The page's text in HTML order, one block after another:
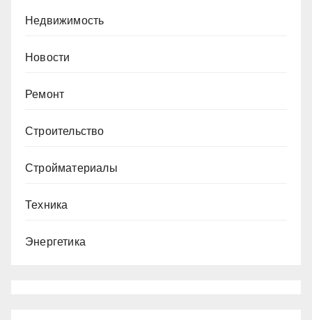
Недвижимость
Новости
Ремонт
Строительство
Стройматериалы
Техника
Энергетика